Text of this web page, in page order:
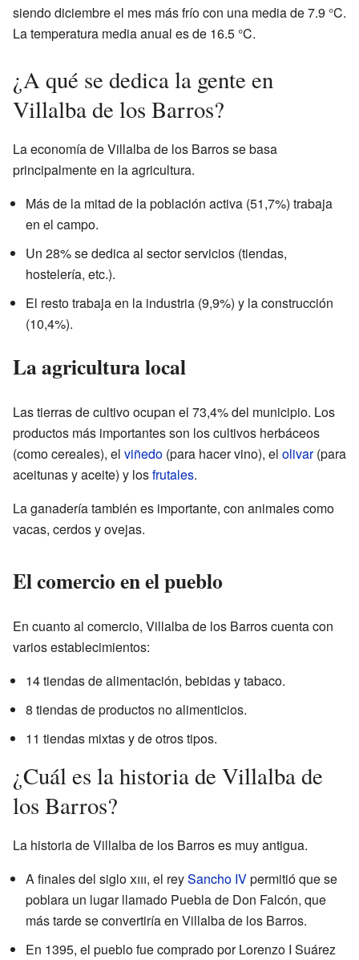
siendo diciembre el mes más frío con una media de 7.9 °C.
La temperatura media anual es de 16.5 °C.
¿A qué se dedica la gente en
Villalba de los Barros?
La economía de Villalba de los Barros se basa
principalmente en la agricultura.
Más de la mitad de la población activa (51,7%) trabaja
en el campo.
Un 28% se dedica al sector servicios (tiendas,
hostelería, etc.).
El resto trabaja en la industria (9,9%) y la construcción
(10,4%).
La agricultura local
Las tierras de cultivo ocupan el 73,4% del municipio. Los
productos más importantes son los cultivos herbáceos
(como cereales), el viñedo (para hacer vino), el olivar(para
aceitunas y aceite) y losfrutales.
La ganadería también es importante, con animales como
vacas, cerdos y ovejas.
El comercio en el pueblo
En cuanto al comercio, Villalba de los Barros cuenta con
varios establecimientos:
14 tiendas de alimentación, bebidas y tabaco.
8 tiendas de productos no alimenticios.
11 tiendas mixtas y de otros tipos.
¿Cuál es la historia de Villalba de
los Barros?
La historia de Villalba de los Barros es muy antigua.
A finales del sigloxiii, el reySancho IVpermitió que se
poblara un lugar llamado Puebla de Don Falcón, que
más tarde se convertiría en Villalba de los Barros.
En 1395, el pueblo fue comprado por Lorenzo I Suárez